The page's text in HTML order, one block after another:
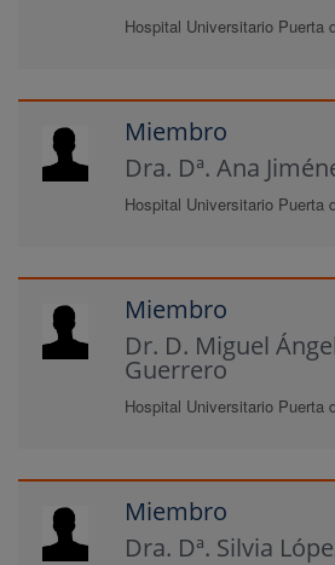
Hospital Universitario Puerta
Miembro
Dra. Dª. Ana
Hospital Universitario Puerta
Miembro
Dr. D. Miguel
Guerrero
Hospital Universitario Puerta
Miembro
Dra. Dª. Silvia